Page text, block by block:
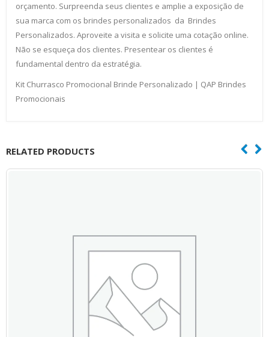
orçamento. Surpreenda seus clientes e amplie a exposição de
sua marca com os brindes personalizados da Brindes
Personalizados. Aproveite a visita e solicite uma cotação online.
Não se esqueça dos clientes. Presentear os clientes é
fundamental dentro da estratégia.
Kit Churrasco Promocional Brinde Personalizado | QAP Brindes
Promocionais
RELATED PRODUCTS